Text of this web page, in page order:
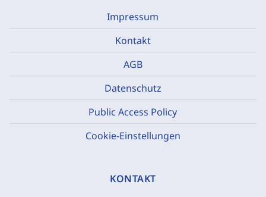
Impressum
Kontakt
AGB
Datenschutz
Public Access Policy
Cookie-Einstellungen
KONTAKT